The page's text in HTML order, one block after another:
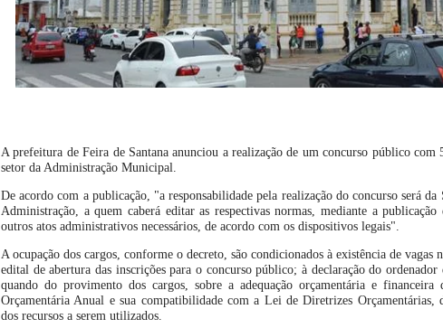
A prefeitura de Feira de Santana anunciou a realização de um concurso público com
setor da Administração Municipal.
De acordo com a publicação, "a responsabilidade pela realização do concurso será
Administração, a quem caberá editar as respectivas normas, mediante a
outros atos administrativos necessários, de acordo com os dispositivos legais".
A ocupação dos cargos, conforme o decreto, são condicionados à existência de vagas
edital de abertura das inscrições para o concurso público; à declaração do ordenador
quando do provimento dos cargos, sobre a adequação orçamentária e financeira
Orçamentária Anual e sua compatibilidade com a Lei de Diretrizes Orçamentárias,
dos recursos a serem utilizados.